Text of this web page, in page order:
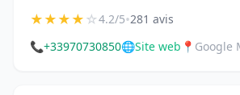
★★★★☆4.2/5•281 avis
📞+33970730850🌐Site web 📍 Google